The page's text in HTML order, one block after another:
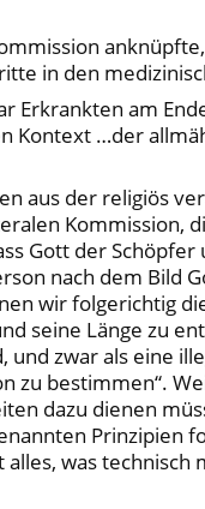
in den
am
Kontext …der
aus der religiös
Kommission,
Gott der
nach dem Bild
wir folgerichtig
seine Länge zu
und zwar als eine
zu bestimmen“.
dazu dienen
Prinzipien
was technisch